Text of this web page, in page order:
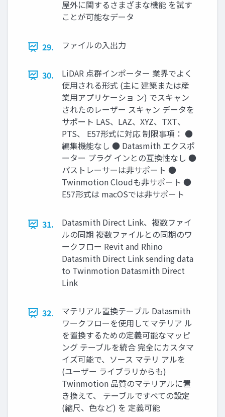
屋外に関するさまざまな機能 を試す
ことが可能なデータ
29. ファイルの入出力
30.
LiDAR 点群インポーター 業界でよく
使用される形式 (主に 建築または産
業用アプリケーショ ン) でスキャン
されたのレーザー スキャン データを
サポート LAS、LAZ、XYZ、TXT、
PTS、 E57形式に対応 制限事項： ●
編集機能なし ● Datasmith エクスポ
ーター プラグ インとの互換性なし ●
パストレーサーは非サポート ●
Twinmotion Cloudも非サポート ●
E57形式は macOSでは非サポート
31.
Datasmith Direct Link、複数ファイ
ルの同期 複数ファイルとの同期のワ
ークフロー Revit and Rhino
Datasmith Direct Link sending data
to Twinmotion Datasmith Direct
Link
32.
マテリアル置換テーブル Datasmith
ワークフローを使用してマテリア ル
を置換するための定義可能なマッピ
ング テーブルを統合 完全にカスタマ
イズ可能で、ソース マテリ アルを
(ユーザー ライブラリからも)
Twinmotion 品質のマテリアルに置
き換えて、 テーブルですべての設定
(縮尺、色など) を 定義可能